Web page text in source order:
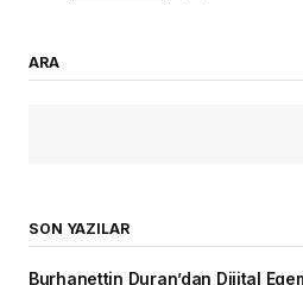
ARA
SON YAZILAR
Burhanettin Duran’dan Dijital